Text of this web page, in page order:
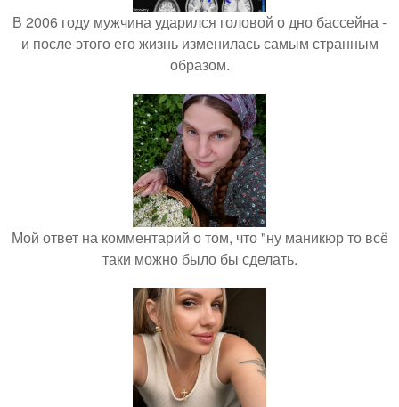
В 2006 году мужчина ударился головой о дно бассейна -
и после этого его жизнь изменилась самым странным
образом.
Мой ответ на комментарий о том, что "ну маникюр то всё
таки можно было бы сделать.